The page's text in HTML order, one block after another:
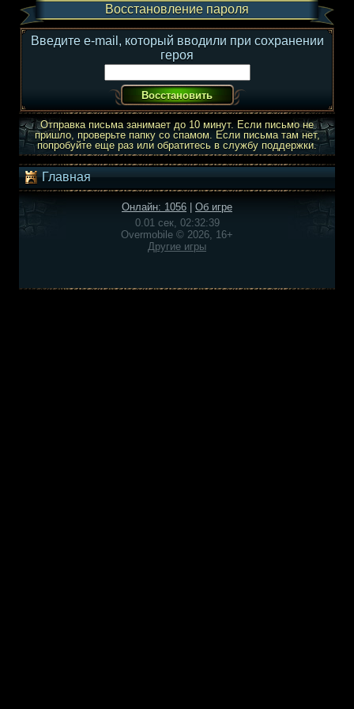
Восстановление пароля
Введите e-mail, который вводили при сохранении
героя
Отправка письма занимает до 10 минут. Если письмо не
пришло, проверьте папку со спамом. Если письма там нет,
попробуйте еще раз или обратитесь в службу поддержки.
Главная
Онлайн: 1056
Об игре
0.01 сек, 02:32:39
Overmobile © 2026, 16+
Другие игры